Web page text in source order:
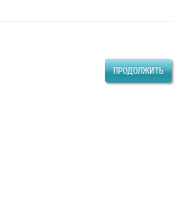
ПРОДОЛЖИТЬ